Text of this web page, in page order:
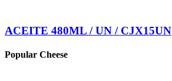
ACEITE 480ML / UN / CJX15UN
Popular Cheese